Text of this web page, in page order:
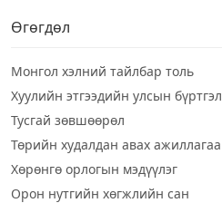
Өгөгдөл
Монгол хэлний тайлбар толь
Хуулийн этгээдийн улсын бүртгэл
Тусгай зөвшөөрөл
Төрийн худалдан авах ажиллагаа
Хөрөнгө орлогын мэдүүлэг
Орон нутгийн хөгжлийн сан